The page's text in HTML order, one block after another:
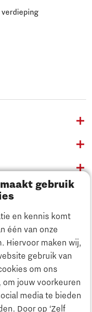
gebruik
en kennis komt
één van onze
Hiervoor maken wij,
gebruik van
om ons
jouw voorkeuren
media te bieden
Door op ‘Zelf
verdieping